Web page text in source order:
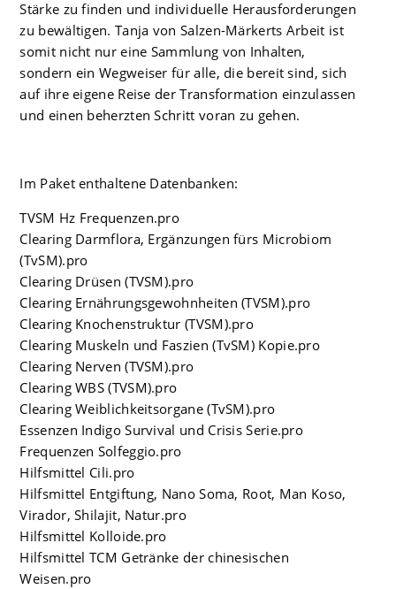
Stärke zu finden und individuelle Herausforderungen
zu bewältigen. Tanja von Salzen-Märkerts Arbeit ist
somit nicht nur eine Sammlung von Inhalten,
sondern ein Wegweiser für alle, die bereit sind, sich
auf ihre eigene Reise der Transformation einzulassen
und einen beherzten Schritt voran zu gehen.
Im Paket enthaltene Datenbanken:
TVSM Hz Frequenzen.pro
Clearing Darmflora, Ergänzungen fürs Microbiom
(TvSM).pro
Clearing Drüsen (TVSM).pro
Clearing Ernährungsgewohnheiten (TVSM).pro
Clearing Knochenstruktur (TVSM).pro
Clearing Muskeln und Faszien (TvSM) Kopie.pro
Clearing Nerven (TVSM).pro
Clearing WBS (TVSM).pro
Clearing Weiblichkeitsorgane (TvSM).pro
Essenzen Indigo Survival und Crisis Serie.pro
Frequenzen Solfeggio.pro
Hilfsmittel Cili.pro
Hilfsmittel Entgiftung, Nano Soma, Root, Man Koso,
Virador, Shilajit, Natur.pro
Hilfsmittel Kolloide.pro
Hilfsmittel TCM Getränke der chinesischen
Weisen.pro